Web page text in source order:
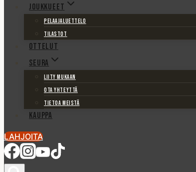
JOUKKUEET
PELAAJALUETTELO
TILASTOT
OTTELUT
SEURA
LIITY MUKAAN
OTA YHTEYTTÄ
TIETOA MEISTÄ
KAUPPA
LAHJOITA